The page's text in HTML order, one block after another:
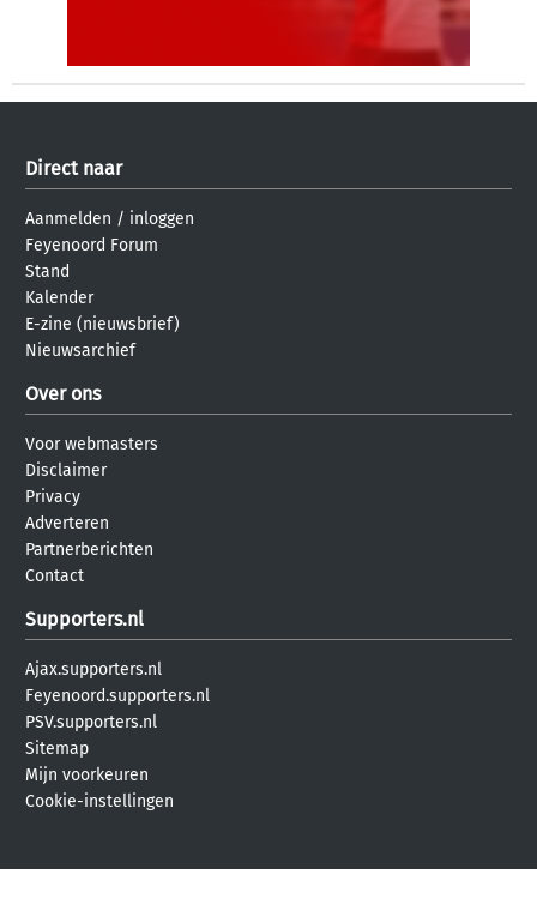
Direct naar
Aanmelden / inloggen
Feyenoord Forum
Stand
Kalender
E-zine (nieuwsbrief)
Nieuwsarchief
Over ons
Voor webmasters
Disclaimer
Privacy
Adverteren
Partnerberichten
Contact
Supporters.nl
Ajax.supporters.nl
Feyenoord.supporters.nl
PSV.supporters.nl
Sitemap
Mijn voorkeuren
Cookie-instellingen